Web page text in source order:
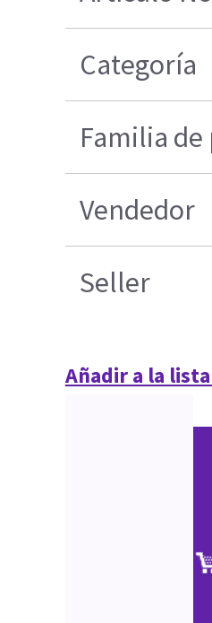
Categoría
Familia
Vendedor
Seller
Añadir a la